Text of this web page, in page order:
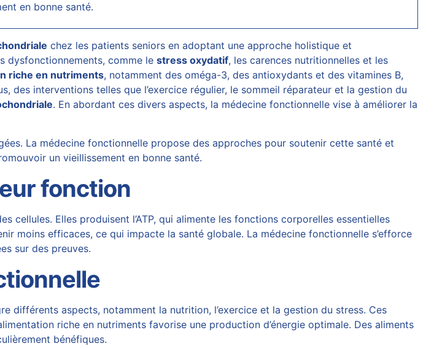
en bonne santé.
chez les patients seniors en adoptant une approche holistique et
dysfonctionnements, comme lestress oxydatif, les carences nutritionnelles et les
riche en nutriments, notamment des oméga-3, des antioxydants et des vitamines B,
des interventions telles que l’exercice régulier, le sommeil réparateur et la gestion du
. En abordant ces divers aspects, la médecine fonctionnelle vise à améliorer la
La médecine fonctionnelle propose des approches pour soutenir cette santé et
un vieillissement en bonne santé.
fonction
Elles produisent l’ATP, qui alimente les fonctions corporelles essentielles
moins efficaces, ce qui impacte la santé globale. La médecine fonctionnelle s’efforce
sur des preuves.
différents aspects, notamment la nutrition, l’exercice et la gestion du stress. Ces
riche en nutriments favorise une production d’énergie optimale. Des aliments
bénéfiques.